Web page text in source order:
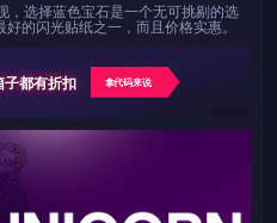
，选择蓝色宝石是一个无可挑剔的选
的闪光贴纸之一，而且价格实惠。
子都有折扣 拿代码来说